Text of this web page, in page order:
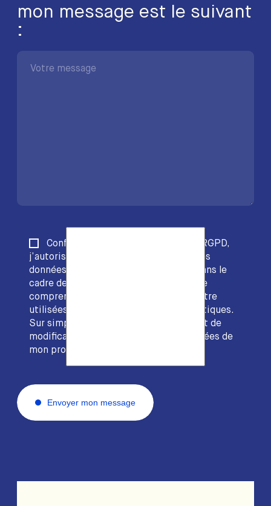
mon message est le suivant
:
Conformément à l’article 4(11) du RGPD,
j’autorise la société EDACS à stocker les
données collectées via ce formulaire dans le
cadre de la fourniture de son service. Je
comprends que ces données peuvent être
utilisées dans vos traitements informatiques.
Sur simple demande, je dispose du droit de
modification et d’effacement des données de
mon profil.
Envoyer mon message